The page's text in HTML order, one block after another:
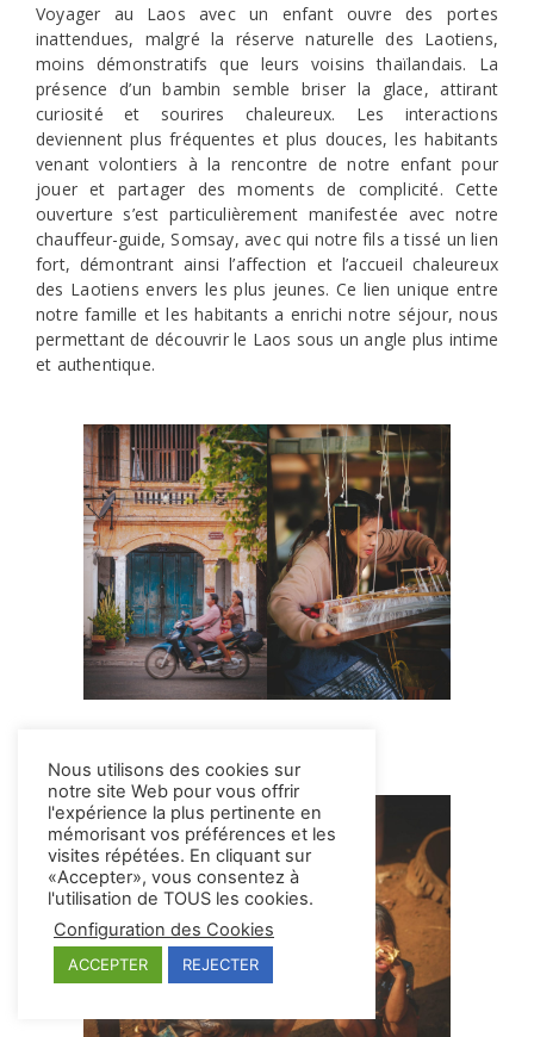
Voyager au Laos avec un enfant ouvre des portes
inattendues, malgré la réserve naturelle des Laotiens,
moins démonstratifs que leurs voisins thaïlandais. La
présence d’un bambin semble briser la glace, attirant
curiosité et sourires chaleureux. Les interactions
deviennent plus fréquentes et plus douces, les habitants
venant volontiers à la rencontre de notre enfant pour
jouer et partager des moments de complicité. Cette
ouverture s’est particulièrement manifestée avec notre
chauffeur-guide, Somsay, avec qui notre fils a tissé un lien
fort, démontrant ainsi l’affection et l’accueil chaleureux
des Laotiens envers les plus jeunes. Ce lien unique entre
notre famille et les habitants a enrichi notre séjour, nous
permettant de découvrir le Laos sous un angle plus intime
et authentique.
Nous utilisons des cookies sur
notre site Web pour vous offrir
l'expérience la plus pertinente en
mémorisant vos préférences et les
visites répétées. En cliquant sur
«Accepter», vous consentez à
l'utilisation de TOUS les cookies.
Configuration des Cookies
ACCEPTER REJECTER